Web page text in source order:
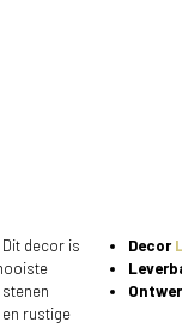
. Dit decor is
rustige
Decor